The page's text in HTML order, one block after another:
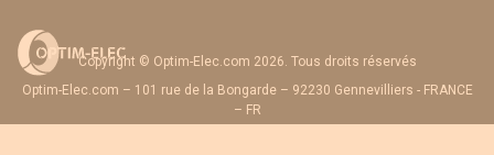
Copyright © Optim-Elec.com 2026. Tous droits réservés
Optim-Elec.com – 101 rue de la Bongarde – 92230 Gennevilliers - FRANCE
– FR